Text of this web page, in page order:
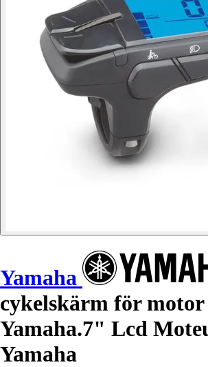
Yamaha
cykelskärm för
Yamaha.7" Lcd
Yamaha